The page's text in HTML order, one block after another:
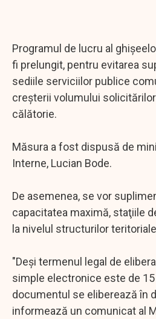
Programul de lucru al
fi prelungit, pentru evitarea
sediile serviciilor publice
creşterii volumului
călătorie.
Măsura a fost dispusă de
Interne, Lucian Bode.
De asemenea, se vor
capacitatea maximă, staţiile
la nivelul structurilor
"Deşi termenul legal de
simple electronice este de
documentul se eliberează în
informează un comunicat al